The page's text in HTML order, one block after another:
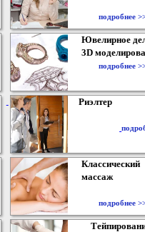
подробнее
Ювелирное
3D
подробнее
Риэлтер
Классический
массаж
подробнее